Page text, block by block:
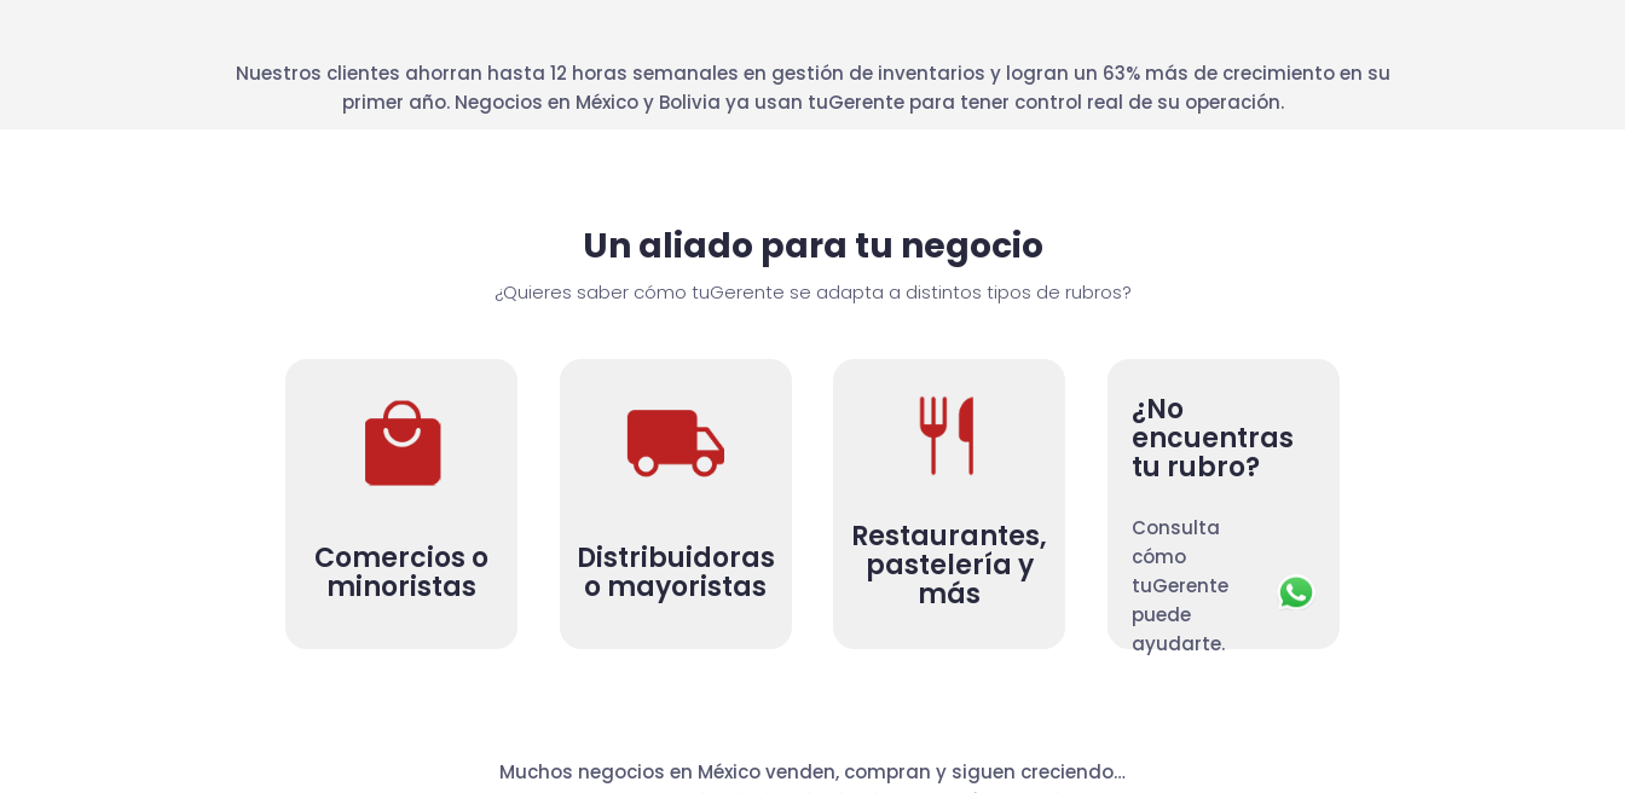
Nuestros clientes ahorran hasta 12 horas semanales en gestión de inventarios y logran un 63% más de crecimiento en su
primer año. Negocios en México y Bolivia ya usan tuGerente para tener control real de su operación.
Un aliado para tu negocio
¿Quieres saber cómo tuGerente se adapta a distintos tipos de rubros?
Comercios o
minoristas
Distribuidoras
o mayoristas
Restaurantes,
pastelería y
más
¿No
encuentras
tu rubro?
Consulta
cómo
tuGerente
puede
ayudarte.
Muchos negocios en México venden, compran y siguen creciendo…